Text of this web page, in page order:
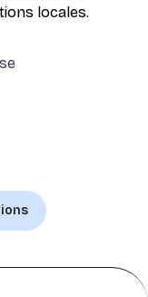
locales.